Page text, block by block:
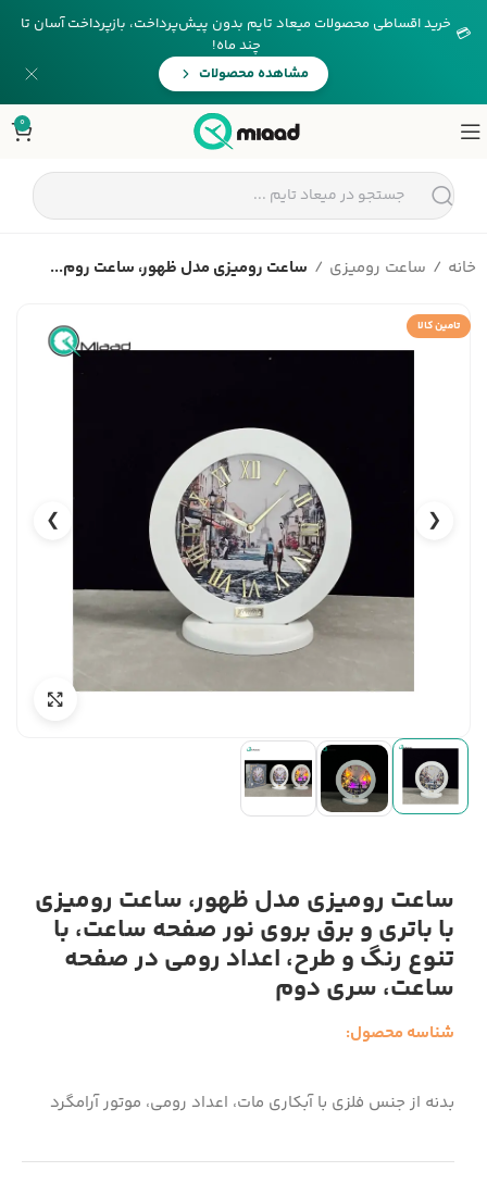
💳 خرید اقساطی محصولات میعاد تایم بدون پیش‌پرداخت، بازپرداخت آسان تا
چند ماه!
مشاهده محصولات
0
خانه ساعت رومیزی ساعت رومیزی مدل ظهور، ساعت روم...
تامین کالا
❮
❯
ساعت رومیزی مدل ظهور، ساعت رومیزی
با باتری و برق بروی نور صفحه ساعت، با
تنوع رنگ و طرح، اعداد رومی در صفحه
ساعت، سری دوم
شناسه محصول:
بدنه از جنس فلزی با آبکاری مات، اعداد رومی، موتور آرامگرد